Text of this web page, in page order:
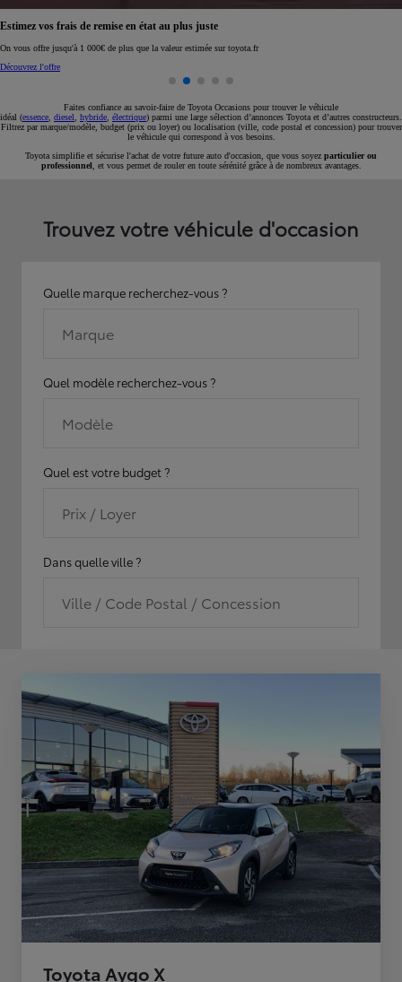
Réservez en ligne votre occasion pour 1€ seulement
Réservez en ligne
Faites confiance au savoir-faire de Toyota Occasions pour trouver le véhicule
idéal (essence diesel hybride électrique) parmi une large sélection d’annonces Toyota et d’autres constructeurs.
Filtrez par marque/modèle, budget (prix ou loyer) ou localisation (ville, code postal et concession) pour trouver
le véhicule qui correspond à vos besoins.
Toyota simplifie et sécurise l'achat de votre future auto d'occasion, que vous soyez particulier ou
professionnel , et vous permet de rouler en toute sérénité grâce à de nombreux avantages.
Trouvez votre véhicule d'occasion
Quelle marque recherchez-vous ?
Marque
Quel modèle recherchez-vous ?
Modèle
Quel est votre budget ?
Prix / Loyer
Dans quelle ville ?
Ville / Code Postal / Concession
Toyota Aygo X